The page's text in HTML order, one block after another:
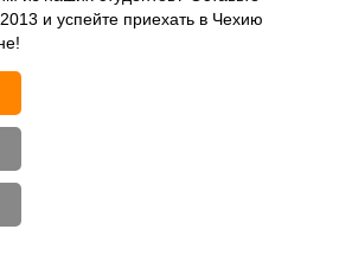
и успейте приехать в Чехию